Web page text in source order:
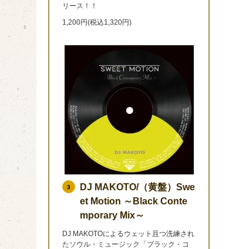
リース！！
1,200円(税込1,320円)
3
DJ MAKOTO/（黄盤）Swe
et Motion ～Black Conte
mporary Mix～
DJ MAKOTOによるウェット且つ洗練され
たソウル・ミュージック「ブラック・コ